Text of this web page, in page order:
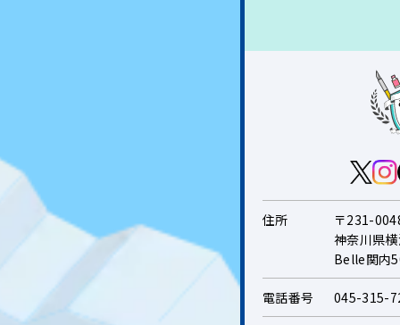
住所
〒231-
神奈川県
Belle関内
電話番号 045-315-